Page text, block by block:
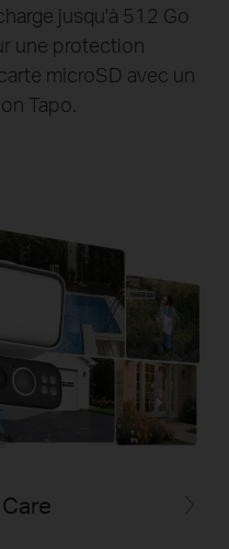
jusqu'à 512 Go
une protection
microSD avec un
Tapo.